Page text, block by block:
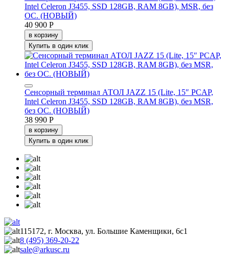
Intel Celeron J3455, SSD 128GB, RAM 8GB), MSR, без
ОС. (НОВЫЙ)
40 900 Р
в корзину
Купить в один клик
Сенсорный терминал АТОЛ JAZZ 15 (Lite, 15″ PCAP,
Intel Celeron J3455, SSD 128GB, RAM 8GB), без MSR,
без ОС. (НОВЫЙ)
38 990 Р
в корзину
Купить в один клик
115172, г. Москва, ул. Большие Каменщики, 6с1
8 (495) 369-20-22
sale@arkusc.ru